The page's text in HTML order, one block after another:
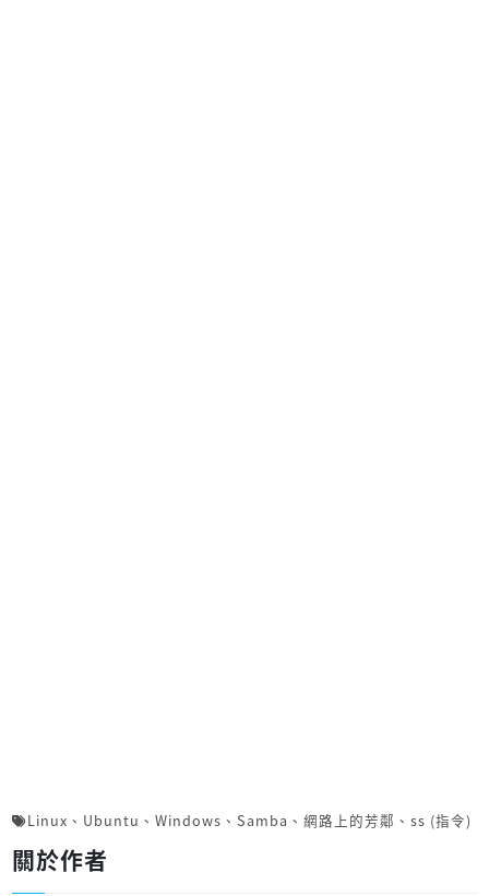
Linux 、 Ubuntu 、 Windows 、 Samba 、 網路上的芳鄰 、 ss (指令)
關於作者